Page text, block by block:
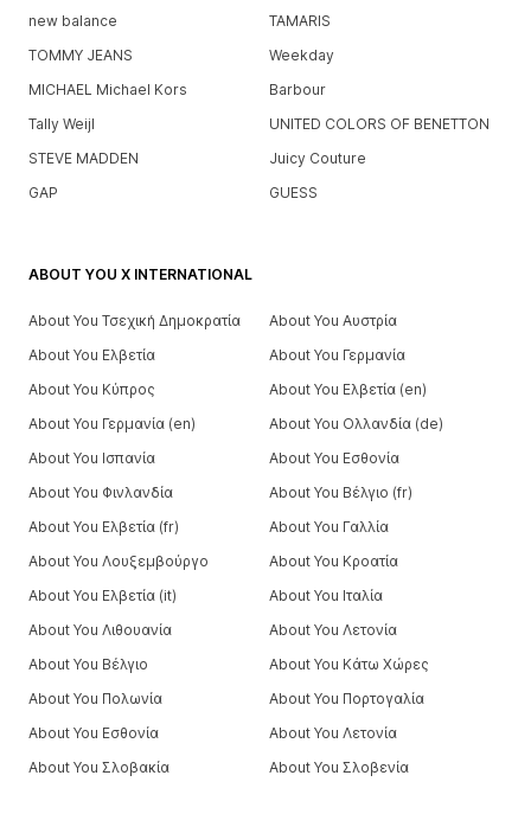
new balance
TAMARIS
TOMMY JEANS
Weekday
MICHAEL Michael Kors
Barbour
Tally Weijl
UNITED COLORS OF BENETTON
STEVE MADDEN
Juicy Couture
GAP
GUESS
ABOUT YOU X INTERNATIONAL
About You Τσεχική Δημοκρατία
About You Αυστρία
About You Ελβετία
About You Γερμανία
About You Κύπρος
About You Ελβετία (en)
About You Γερμανία (en)
About You Ολλανδία (de)
About You Ισπανία
About You Εσθονία
About You Φινλανδία
About You Βέλγιο (fr)
About You Ελβετία (fr)
About You Γαλλία
About You Λουξεμβούργο
About You Κροατία
About You Ελβετία (it)
About You Ιταλία
About You Λιθουανία
About You Λετονία
About You Βέλγιο
About You Κάτω Χώρες
About You Πολωνία
About You Πορτογαλία
About You Εσθονία
About You Λετονία
About You Σλοβακία
About You Σλοβενία